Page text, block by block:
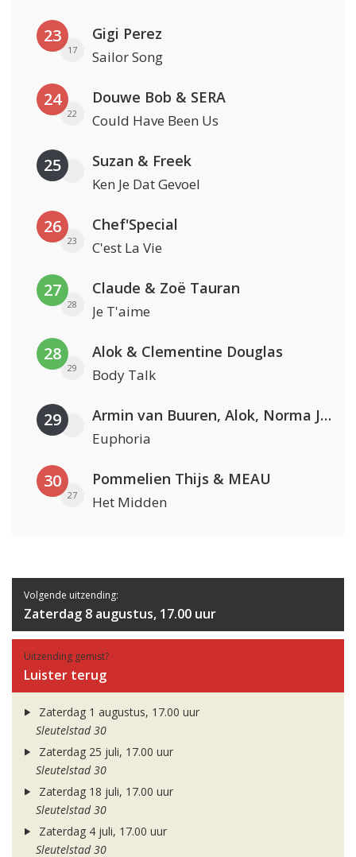
23
17
Gigi Perez
Sailor Song
24
22
Douwe Bob & SERA
Could Have Been Us
25 Suzan & Freek
Ken Je Dat Gevoel
26
23
Chef'Special
C'est La Vie
27
28
Claude & Zoë Tauran
Je T'aime
28
29
Alok & Clementine Douglas
Body Talk
29 Armin van Buuren, Alok, Norma Jean Martine & LAWRENT
Euphoria
30
27
Pommelien Thijs & MEAU
Het Midden
Volgende uitzending:
Zaterdag 8 augustus, 17.00 uur
Uitzending gemist?
Luister terug
Zaterdag 1 augustus, 17.00 uur
Sleutelstad 30
Zaterdag 25 juli, 17.00 uur
Sleutelstad 30
Zaterdag 18 juli, 17.00 uur
Sleutelstad 30
Zaterdag 4 juli, 17.00 uur
Sleutelstad 30